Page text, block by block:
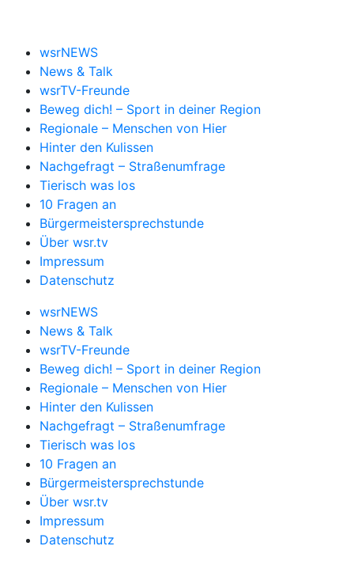
wsrNEWS
News & Talk
wsrTV-Freunde
Beweg dich! – Sport in deiner Region
Regionale – Menschen von Hier
Hinter den Kulissen
Nachgefragt – Straßenumfrage
Tierisch was los
10 Fragen an
Bürgermeistersprechstunde
Über wsr.tv
Impressum
Datenschutz
wsrNEWS
News & Talk
wsrTV-Freunde
Beweg dich! – Sport in deiner Region
Regionale – Menschen von Hier
Hinter den Kulissen
Nachgefragt – Straßenumfrage
Tierisch was los
10 Fragen an
Bürgermeistersprechstunde
Über wsr.tv
Impressum
Datenschutz